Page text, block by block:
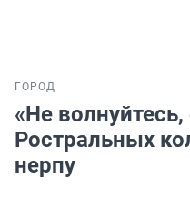
ГОРОД
«Не
Ростральных
нерпу